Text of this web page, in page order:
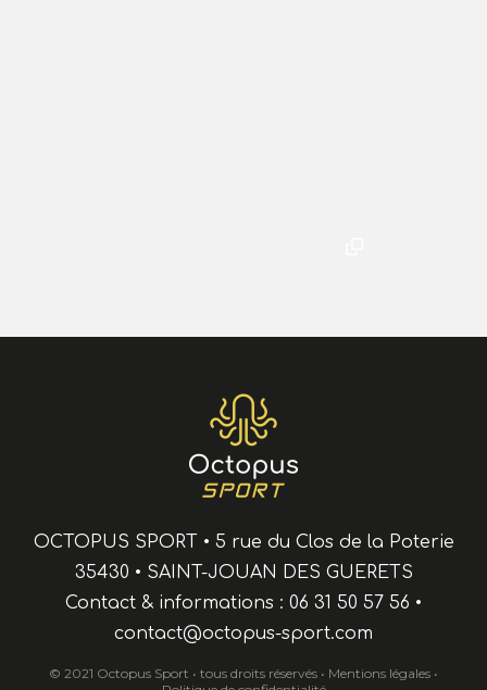
OCTOPUS SPORT • 5 rue du Clos de la Poterie
35430 • SAINT-JOUAN DES GUERETS
Contact & informations : 06 31 50 57 56 •
contact@octopus-sport.com
© 2021 Octopus Sport • tous droits réservés • Mentions légales •